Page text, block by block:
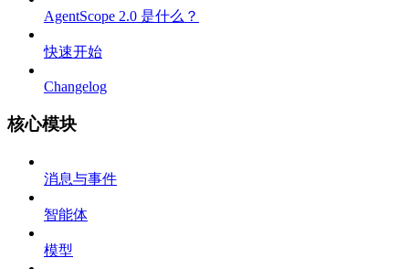
AgentScope 2.0 是什么？
快速开始
Changelog
核心模块
消息与事件
智能体
模型